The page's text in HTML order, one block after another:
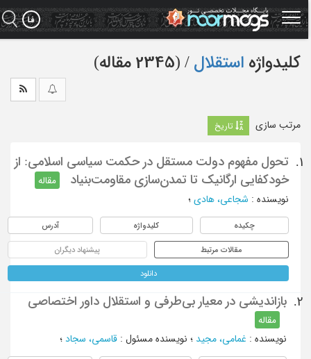
کلیدواژه استقلال ‏/ (2345 مقاله)
مرتب سازی تاریخ
1.
تحول مفهوم دولت مستقل در حکمت سیاسی اسلامی: از
خودکفایی ارگانیک تا تمدن‌سازی مقاومت‌بنیاد
مقاله
نویسنده: شجاعی، هادی؛
چکیده کلیدواژه آدرس
مقالات مرتبط پیشنهاد دیگران
دانلود
2. بازاندیشی در معیار بی‌طرفی و استقلال داور اختصاصی
مقاله
نویسنده: غمامی، مجید؛ نویسنده مسئول : قاسمی، سجاد؛